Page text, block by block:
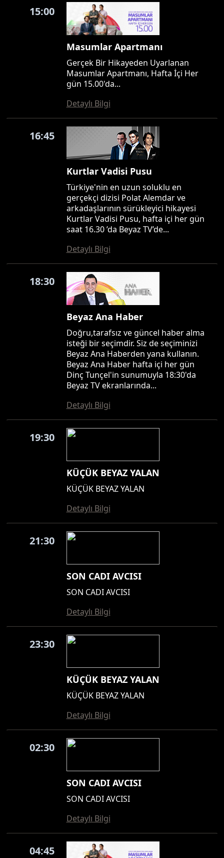
15:00
Masumlar Apartmanı
Gerçek Bir Hikayeden Uyarlanan
Masumlar Apartmanı, Hafta İçi Her
gün 15.00'da...
Detaylı Bilgi
16:45
Kurtlar Vadisi Pusu
Türkiye'nin en uzun soluklu en
gerçekçi dizisi Polat Alemdar ve
arkadaşlarının sürükleyici hikayesi
Kurtlar Vadisi Pusu, hafta içi her gün
saat 16.30 ’da Beyaz TV’de...
Detaylı Bilgi
18:30
Beyaz Ana Haber
Doğru,tarafsız ve güncel haber alma
isteği bir seçimdir. Siz de seçiminizi
Beyaz Ana Haberden yana kullanın.
Beyaz Ana Haber hafta içi her gün
Dinç Tunçel'in sunumuyla 18:30'da
Beyaz TV ekranlarında...
Detaylı Bilgi
19:30
KÜÇÜK BEYAZ YALAN
KÜÇÜK BEYAZ YALAN
Detaylı Bilgi
21:30
SON CADI AVCISI
SON CADI AVCISI
Detaylı Bilgi
23:30
KÜÇÜK BEYAZ YALAN
KÜÇÜK BEYAZ YALAN
Detaylı Bilgi
02:30
SON CADI AVCISI
SON CADI AVCISI
Detaylı Bilgi
04:45